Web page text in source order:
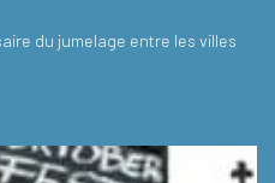
du jumelage entre les villes